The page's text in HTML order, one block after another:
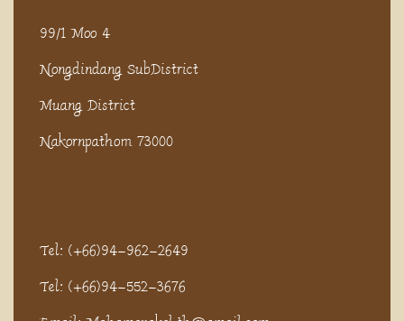
99/1 Moo 4
Nongdindang SubDistrict
Muang District
Nakornpathom 73000
Tel: (+66)94-962-2649
Tel: (+66)94-552-3676